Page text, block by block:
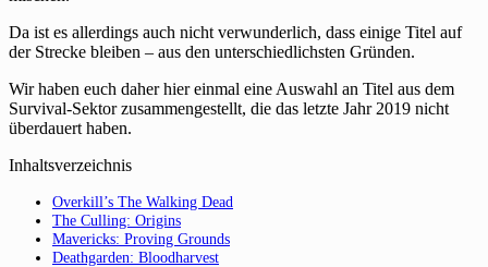
Da ist es allerdings auch nicht verwunderlich, dass einige Titel auf
der Strecke bleiben – aus den unterschiedlichsten Gründen.
Wir haben euch daher hier einmal eine Auswahl an Titel aus dem
Survival-Sektor zusammengestellt, die das letzte Jahr 2019 nicht
überdauert haben.
Inhaltsverzeichnis
Overkill’s The Walking Dead
The Culling: Origins
Mavericks: Proving Grounds
Deathgarden: Bloodharvest